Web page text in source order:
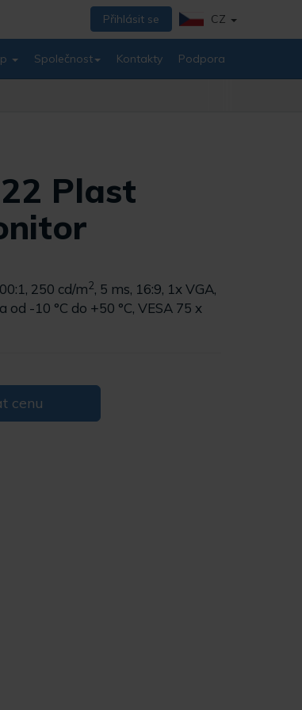
Přihlásit se CZ
Společnost Kontakty Podpora
Plast
250 cd/m2, 5 ms, 16:9, 1x VGA,
-10 °C do +50 °C, VESA 75 x
cenu